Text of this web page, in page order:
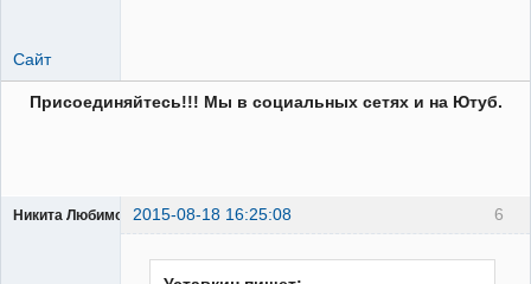
Сайт
Присоединяйтесь!!! Мы в социальных сетях и на Ютуб.
6
Никита Любимов 2015-08-18 16:25:08